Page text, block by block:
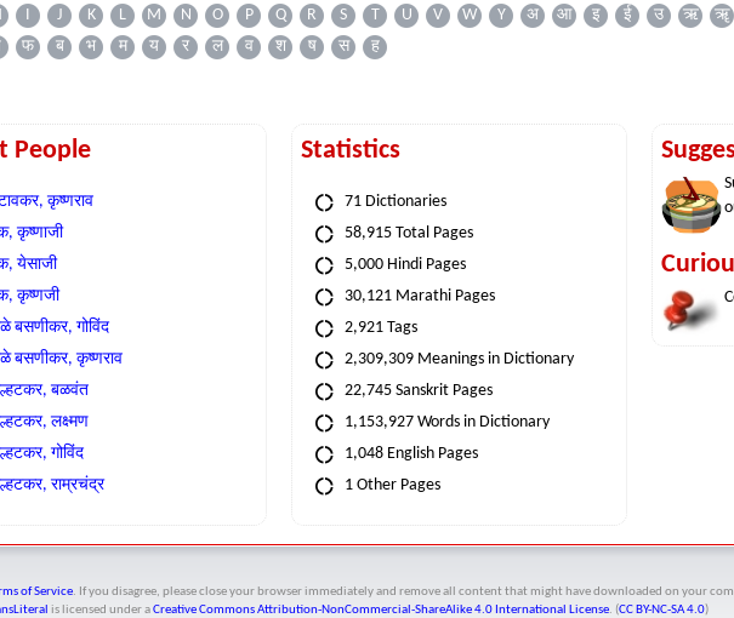
I J K L M N O P Q R S T U V W Y अ आ इ ई उ ऋ ॠ
फ ब भ म य र ल व श ष स ह
People
कृष्णराव
कृष्णाजी
येसाजी
कृष्णजी
बसणीकर, गोविंद
बसणीकर, कृष्णराव
बळवंत
लक्ष्मण
गोविंद
राम्रचंद्र
Statistics
71 Dictionaries
58,915 Total Pages
5,000 Hindi Pages
30,121 Marathi Pages
2,921 Tags
2,309,309 Meanings in Dictionary
22,745 Sanskrit Pages
1,153,927 Words in Dictionary
1,048 English Pages
1 Other Pages
of Service. If you disagree, please close your browser immediately and remove all content that might have downloaded on your
is licensed under aCreative Commons Attribution-NonCommercial-ShareAlike 4.0 International License. (CC BY-NC-SA 4.0)